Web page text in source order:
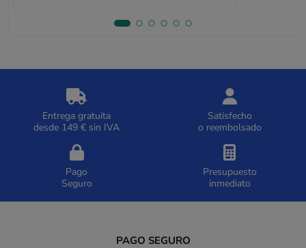
Entrega gratuita
desde 149 € sin IVA
Satisfecho
o reembolsado
Pago
Seguro
Presupuesto
inmediato
PAGO SEGURO